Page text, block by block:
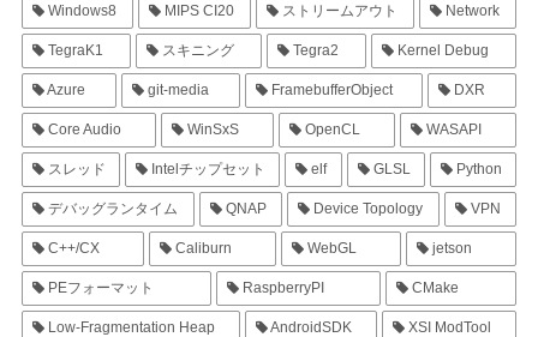
Windows8 MIPS CI20 ストリームアウト Network
TegraK1 スキニング Tegra2 Kernel Debug
Azure git-media FramebufferObject DXR
Core Audio WinSxS OpenCL WASAPI
スレッド Intelチップセット elf GLSL Python
デバッグランタイム QNAP Device Topology VPN
C++/CX Caliburn WebGL jetson
PEフォーマット RaspberryPI CMake
Low-Fragmentation Heap AndroidSDK XSI ModTool